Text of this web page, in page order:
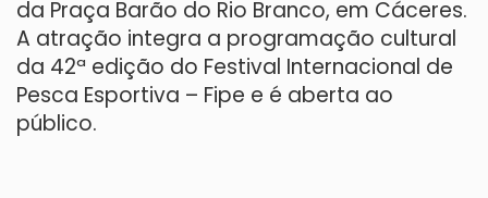
da Praça Barão do Rio Branco, em Cáceres.
A atração integra a programação cultural
da 42ª edição do Festival Internacional de
Pesca Esportiva – Fipe e é aberta ao
público.